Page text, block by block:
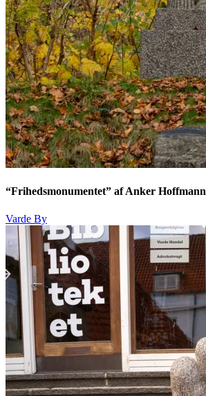
“Frihedsmonumentet” af Anker Hoffmann
Varde By